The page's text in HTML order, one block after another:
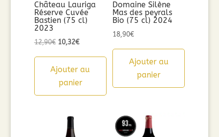
Château Lauriga
Réserve Cuvée
Bastien (75 cl)
2023
12,90€ Le
initial
était :
10,32€Le
actuel
est :
Ajouter au
panier
Domaine Silène
Mas des peyrals
Bio (75 cl) 2024
18,90€
Ajouter au
panier